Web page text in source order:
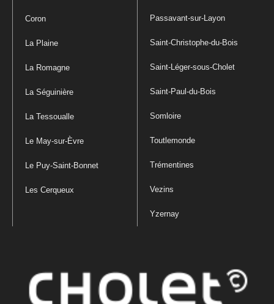
Coron
La Plaine
La Romagne
La Séguinière
La Tessoualle
Le May-sur-Èvre
Le Puy-Saint-Bonnet
Les Cerqueux
Passavant-sur-Layon
Saint-Christophe-du-Bois
Saint-Léger-sous-Cholet
Saint-Paul-du-Bois
Somloire
Toutlemonde
Trémentines
Vezins
Yzernay